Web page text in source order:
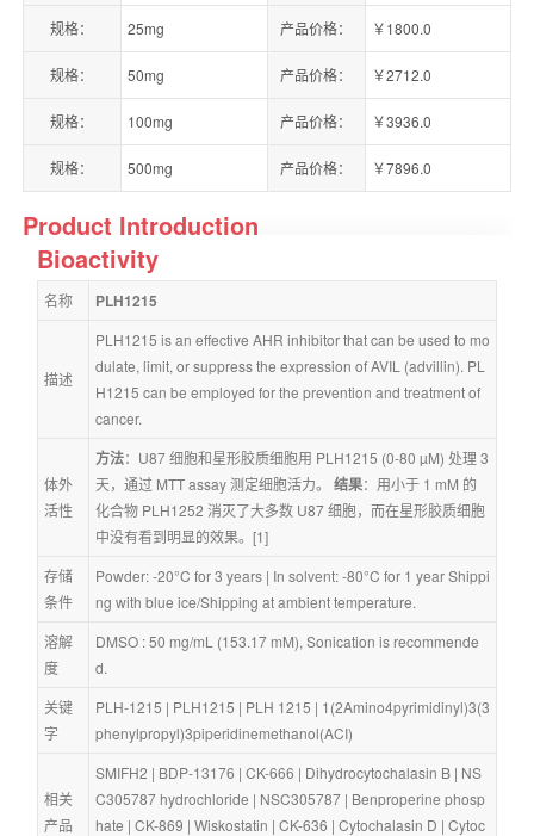
规格： 25mg 产品价格： ￥1800.0
规格： 50mg 产品价格： ￥2712.0
规格： 100mg 产品价格： ￥3936.0
规格： 500mg 产品价格： ￥7896.0
Product Introduction
Bioactivity
名称 PLH1215
描述
PLH1215 is an effective AHR inhibitor that can be used to mo
dulate, limit, or suppress the expression of AVIL (advillin). PL
H1215 can be employed for the prevention and treatment of
cancer.
体外
活性
方法：U87 细胞和星形胶质细胞用 PLH1215 (0-80 µM) 处理 3
天，通过 MTT assay 测定细胞活力。 结果：用小于 1 mM 的
化合物 PLH1252 消灭了大多数 U87 细胞，而在星形胶质细胞
中没有看到明显的效果。[1]
存储
条件
Powder: -20°C for 3 years | In solvent: -80°C for 1 year Shippi
ng with blue ice/Shipping at ambient temperature.
溶解
度
DMSO : 50 mg/mL (153.17 mM), Sonication is recommende
d.
关键
字
PLH-1215 | PLH1215 | PLH 1215 | 1(2Amino4pyrimidinyl)3(3
phenylpropyl)3piperidinemethanol(ACI)
相关
产品
SMIFH2 | BDP-13176 | CK-666 | Dihydrocytochalasin B | NS
C305787 hydrochloride | NSC305787 | Benproperine phosp
hate | CK-869 | Wiskostatin | CK-636 | Cytochalasin D | Cytoc